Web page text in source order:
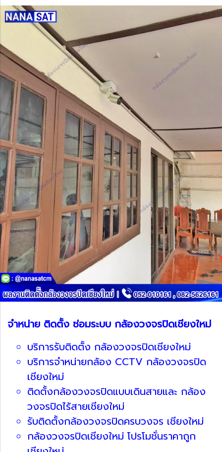
จำหน่าย ติดตั้ง ซ่อมระบบ กล้องวงจรปิดเชียงใหม่
บริการรับติดตั้ง กล้องวงจรปิดเชียงใหม่
บริการจำหน่ายกล้อง CCTV กล้องวงจรปิด
เชียงใหม่
ติดตั้งกล้องวงจรปิดแบบเดินสายและ กล้อง
วงจรปิดไร้สายเชียงใหม่
รับติดตั้งกล้องวงจรปิดครบวงจร เชียงใหม่
กล้องวงจรปิดเชียงใหม่ โปรโมชั่นราคาถูก